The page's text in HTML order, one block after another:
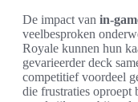
De impact van in-
veelbesproken
Royale kunnen hun
gevarieerder deck
competitief voordeel
die frustraties oproept